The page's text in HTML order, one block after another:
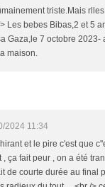
triste.Mais
Les bebes Bibas,2 et 5
Gaza,le 7 octobre 2023-
maison.
2024 11:34
et le pire c'est que
, ça fait peur , on a été
de courte durée au final